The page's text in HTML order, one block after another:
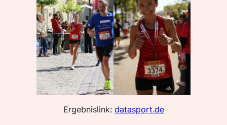
Ergebnislink: datasport.de